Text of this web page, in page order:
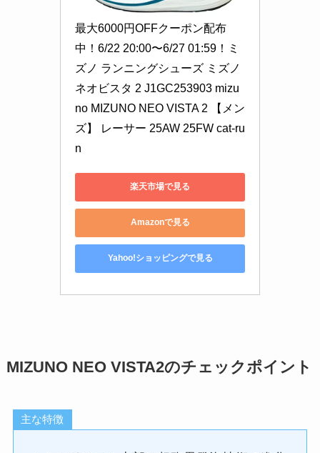
最大6000円OFFクーポン配布
中！6/22 20:00〜6/27 01:59！ミ
ズノ ランニングシューズ ミズノ
ネオビスタ 2 J1GC253903 mizu
no MIZUNO NEO VISTA 2 【メン
ズ】 レーサー 25AW 25FW cat-ru
n
楽天市場で見る
Amazonで見る
Yahoo!ショッピングで見る
MIZUNO NEO VISTA2のチェックポイント
主な特徴